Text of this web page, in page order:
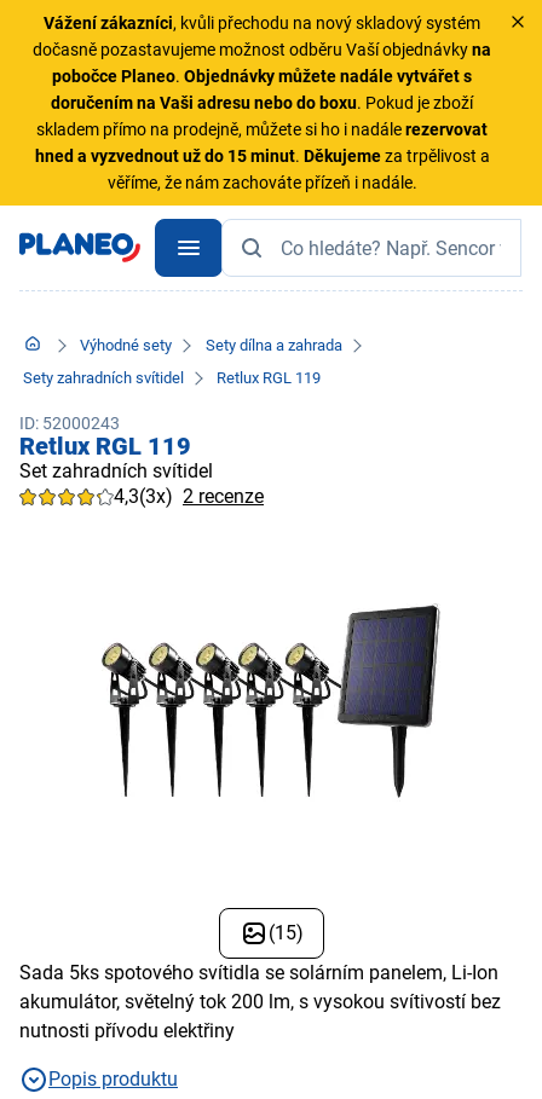
Vážení zákazníci, kvůli přechodu na nový skladový systém
dočasně pozastavujeme možnost odběru Vaší objednávkyna
pobočce Planeo.Objednávky můžete nadále vytvářet s
doručením na Vaši adresu nebo do boxu. Pokud je zboží
skladem přímo na prodejně, můžete si ho i nadálerezervovat
hned a vyzvednout už do 15 minut. Děkujemeza trpělivost a
věříme, že nám zachováte přízeň i nadále.
Výhodné sety
Sety dílna a zahrada
Sety zahradních svítidel
Retlux RGL 119
ID: 52000243
Retlux RGL 119
Set zahradních svítidel
4,3(3x) 2 recenze
(15)
Sada 5ks spotového svítidla se solárním panelem, Li-Ion
akumulátor, světelný tok 200 lm, s vysokou svítivostí bez
nutnosti přívodu elektřiny
Popis produktu